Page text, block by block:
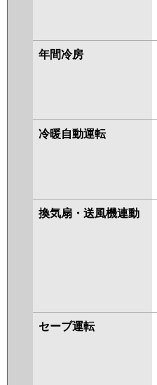
年間冷房
冷暖自動運転
換気扇・送風機連動
セーブ運転